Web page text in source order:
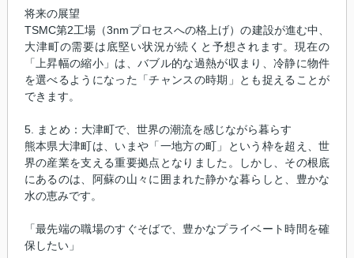
将来の展望
TSMC第2工場（3nmプロセスへの格上げ）の建設が進む中、
大津町の需要は底堅い状況が続くと予想されます。現在の
「上昇幅の縮小」は、バブル的な過熱が収まり、冷静に物件
を選べるようになった「チャンスの時期」とも捉えることが
できます。
5. まとめ：大津町で、世界の潮流を感じながら暮らす
熊本県大津町は、いまや「一地方の町」という枠を超え、世
界の産業を支える重要拠点となりました。しかし、その根底
にあるのは、阿蘇の山々に囲まれた静かな暮らしと、豊かな
水の恵みです。
「最先端の職場のすぐそばで、豊かなプライベート時間を確
保したい」